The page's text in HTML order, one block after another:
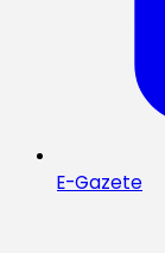
E-Gazete